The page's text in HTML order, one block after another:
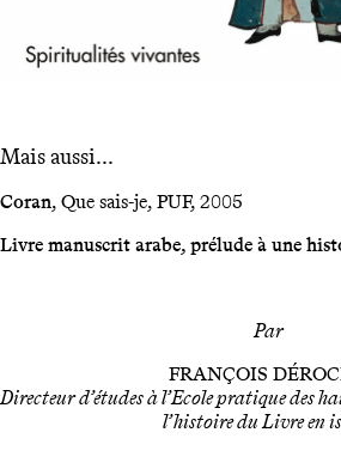
Mais aussi...
Coran, Que sais-je, PUF, 2005
Livre manuscrit arabe, prélude à une
Par
FRANÇOIS
Directeur d’études à l’Ecole pratique des
l’histoire du Livre en